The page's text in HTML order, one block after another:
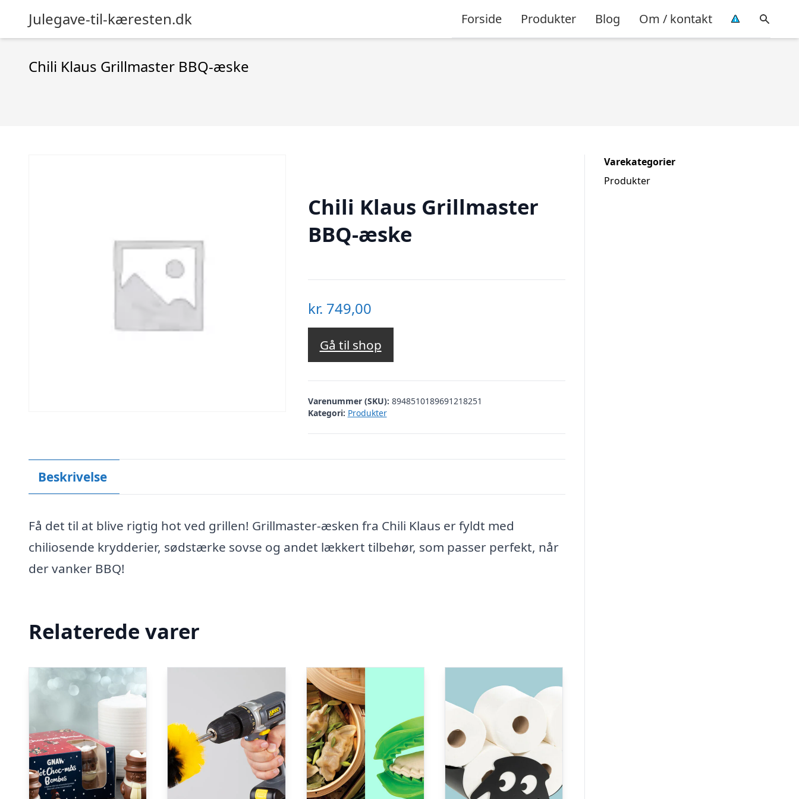
Julegave-til-kæresten.dk Forside Produkter Blog Om / kontakt
Chili Klaus Grillmaster BBQ-æske
Chili Klaus Grillmaster
BBQ-æske
kr. 749,00
Gå til shop
Varenummer (SKU): 8948510189691218251
Kategori: Produkter
Beskrivelse
Få det til at blive rigtig hot ved grillen! Grillmaster-æsken fra Chili Klaus er fyldt med
chiliosende krydderier, sødstærke sovse og andet lækkert tilbehør, som passer perfekt, når
der vanker BBQ!
Relaterede varer
Varekategorier
Produkter